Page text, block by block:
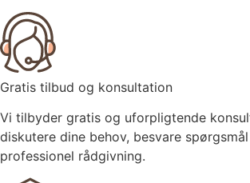
Gratis tilbud og konsultation
Vi tilbyder gratis og uforpligtende
diskutere dine behov, besvare
professionel rådgivning.